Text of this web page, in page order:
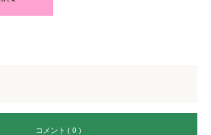
コメント ( 0 )